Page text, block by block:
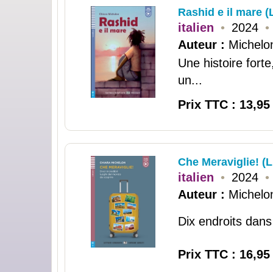
Rashid e il mare
italien • 2024 •
Auteur :
Une histoire
un...
Prix TTC : 13,95
Che Meraviglie!
italien • 2024 •
Auteur :
Dix endroits
Prix TTC : 16,95